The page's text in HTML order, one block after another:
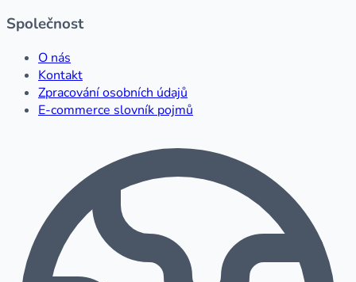
Společnost
O nás
Kontakt
Zpracování osobních údajů
E-commerce slovník pojmů